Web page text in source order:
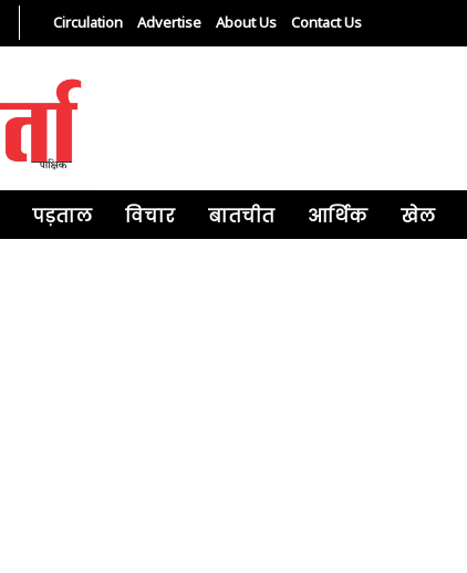
Circulation Advertise About Us Contact Us
पड़ताल विचार बातचीत आर्थिक खेल